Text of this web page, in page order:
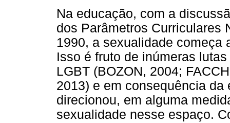
Na educação, com a
dos Parâmetros Curriculares
1990, a sexualidade começa
Isso é fruto de inúmeras
LGBT (BOZON, 2004;
2013) e em consequência
direcionou, em alguma
sexualidade nesse espaço.